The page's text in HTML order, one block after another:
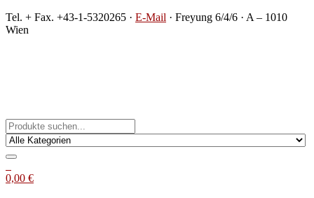
Zum
Inhalt
Tel. + Fax. +43-1-5320265 · E-Mail · Freyung 6/4/6 · A – 1010
Wien
0,00 €